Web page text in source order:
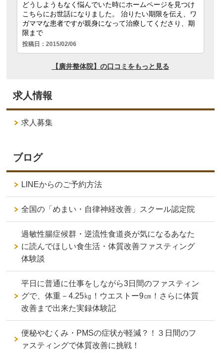
求人情報
求人募集
ブログ
LINEからのご予約方法
全国の「めまい・自律神経改善」スクール認定院
過敏性腸症候群・逆流性食道炎が気になるあなた
に読んでほしい食生活・体質改善ファスティング
体験談
平日に普通に仕事をしながら3日間のファスティン
グで、体重－4.25㎏！ウエストー9㎝！さらに体質
改善まで出来た実録体験記
便秘やむくみ・PMSの症状が軽減？！３日間のフ
ァスティングで体質改善に挑戦！